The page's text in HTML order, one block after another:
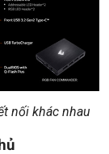
nối khác nhau